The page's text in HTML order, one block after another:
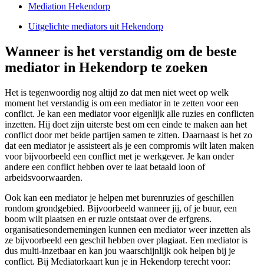
Mediation Hekendorp
Uitgelichte mediators uit Hekendorp
Wanneer is het verstandig om de beste
mediator in Hekendorp te zoeken
Het is tegenwoordig nog altijd zo dat men niet weet op welk
moment het verstandig is om een mediator in te zetten voor een
conflict. Je kan een mediator voor eigenlijk alle ruzies en conflicten
inzetten. Hij doet zijn uiterste best om een einde te maken aan het
conflict door met beide partijen samen te zitten. Daarnaast is het zo
dat een mediator je assisteert als je een compromis wilt laten maken
voor bijvoorbeeld een conflict met je werkgever. Je kan onder
andere een conflict hebben over te laat betaald loon of
arbeidsvoorwaarden.
Ook kan een mediator je helpen met burenruzies of geschillen
rondom grondgebied. Bijvoorbeeld wanneer jij, of je buur, een
boom wilt plaatsen en er ruzie ontstaat over de erfgrens.
organisatiesondernemingen kunnen een mediator weer inzetten als
ze bijvoorbeeld een geschil hebben over plagiaat. Een mediator is
dus multi-inzetbaar en kan jou waarschijnlijk ook helpen bij je
conflict. Bij Mediatorkaart kun je in Hekendorp terecht voor: